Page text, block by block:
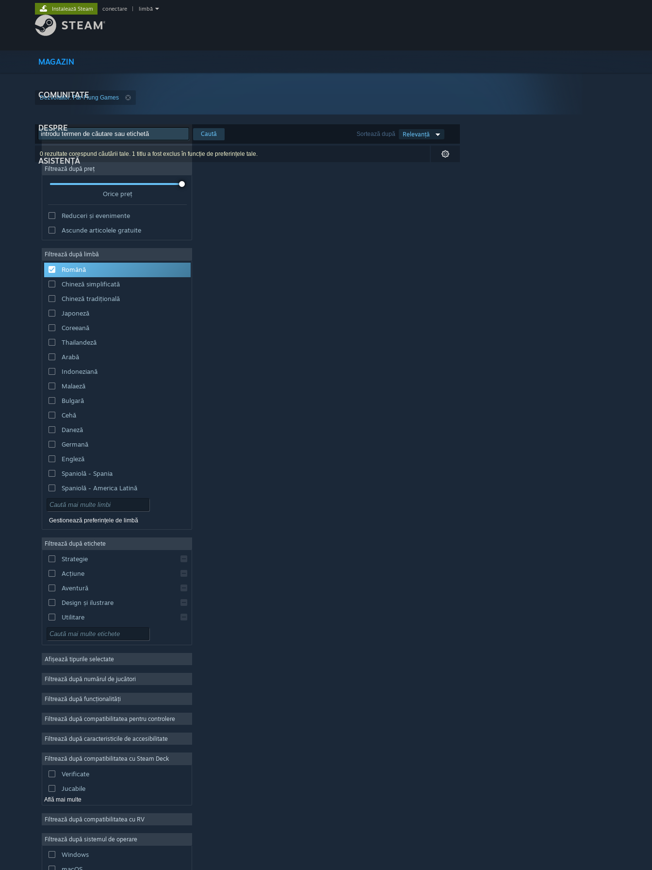
MAGAZIN
COMUNITATE
DESPRE
ASISTENȚĂ
Instalează Steam conectare limbă
Dezvoltator: Far-Flung Games
Sortează după Relevanță
Caută
0 rezultate corespund căutării tale. 1 titlu a fost exclus în funcție de preferințele tale.
Filtrează după preț
Orice preț
Reduceri și evenimente
Ascunde articolele gratuite
Filtrează după limbă
Română
Chineză simplificată
Chineză tradițională
Japoneză
Coreeană
Thailandeză
Arabă
Indoneziană
Malaeză
Bulgară
Cehă
Daneză
Germană
Engleză
Spaniolă - Spania
Spaniolă - America Latină
Gestionează preferințele de limbă
Filtrează după etichete
Strategie
Acțiune
Aventură
Design și ilustrare
Utilitare
Gratuit
Număr masiv de jucători
Indie
Casual
Simulare
Producție video
Editare de fotografii
Afișează tipurile selectate
Filtrează după numărul de jucători
Filtrează după funcționalități
Filtrează după compatibilitatea pentru controlere
Filtrează după caracteristicile de accesibilitate
Filtrează după compatibilitatea cu Steam Deck
Verificate
Jucabile
Află mai multe
Filtrează după compatibilitatea cu RV
Filtrează după sistemul de operare
Windows